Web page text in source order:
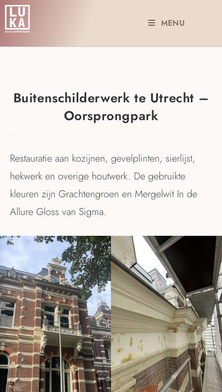
MENU
Buitenschilderwerk te Utrecht –
Oorsprongpark
Restauratie aan kozijnen, gevelplinten, sierlijst,
hekwerk en overige houtwerk. De gebruikte
kleuren zijn Grachtengroen en Mergelwit In de
Allure Gloss van Sigma.